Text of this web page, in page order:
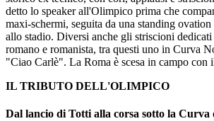
detto lo speaker all'Olimpico prima che
maxi-schermi, seguita da una standing
allo stadio. Diversi anche gli striscioni
romano e romanista, tra questi uno in Curva
"Ciao Carlè". La Roma è scesa in campo con
IL TRIBUTO DELL'OLIMPICO
Dal lancio di Totti alla corsa sotto la